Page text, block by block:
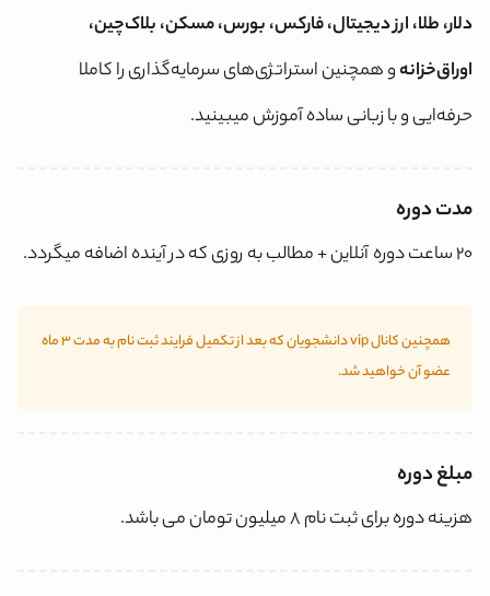
دلار، طلا، ارز دیجیتال، فارکس، بورس، مسکن، بلاک‌چین،
اوراق‌خزانهو همچنین استراتژی‌های سرمایه‌گذاری را کاملا
حرفه‌ایی و با زبانی ساده آموزش میبینید.
مدت دوره
۲۰ ساعت دوره آنلاین + مطالب به روزی که در آینده اضافه میگردد.
همچنین کانال vip دانشجویان که بعد از تکمیل فرایند ثبت نام به مدت 3 ماه
عضو آن خواهید شد.
مبلغ دوره
هزینه دوره برای ثبت نام 8 میلیون تومان می باشد.